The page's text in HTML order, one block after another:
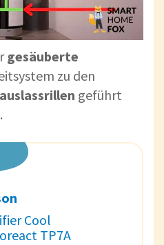
gesäuberte
zu den
geführt
Cool
TP7A